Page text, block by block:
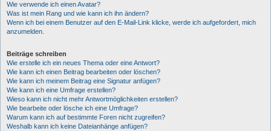
Wie verwende ich einen Avatar?
Was ist mein Rang und wie kann ich ihn ändern?
Wenn ich bei einem Benutzer auf den E-Mail-Link klicke, werde ich aufgefordert, mich
anzumelden.
Beiträge schreiben
Wie erstelle ich ein neues Thema oder eine Antwort?
Wie kann ich einen Beitrag bearbeiten oder löschen?
Wie kann ich meinem Beitrag eine Signatur anfügen?
Wie kann ich eine Umfrage erstellen?
Wieso kann ich nicht mehr Antwortmöglichkeiten erstellen?
Wie bearbeite oder lösche ich eine Umfrage?
Warum kann ich auf bestimmte Foren nicht zugreifen?
Weshalb kann ich keine Dateianhänge anfügen?